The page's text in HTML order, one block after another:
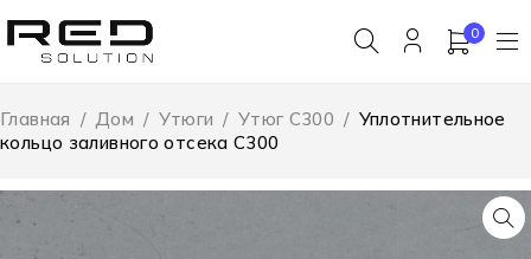
0
Главная / Дом / Утюги / Утюг С300 / Уплотнительное
кольцо заливного отсека С300